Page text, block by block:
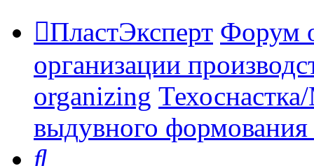
ПластЭксперт Форум
организации
organizing
выдувного